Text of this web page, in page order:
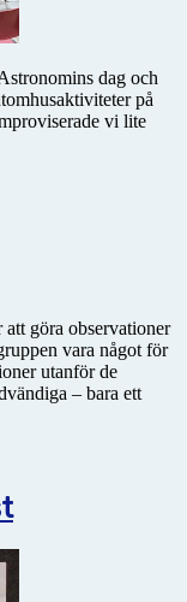
dag och
på
vi lite
göra observationer
vara något för
utanför de
– bara ett